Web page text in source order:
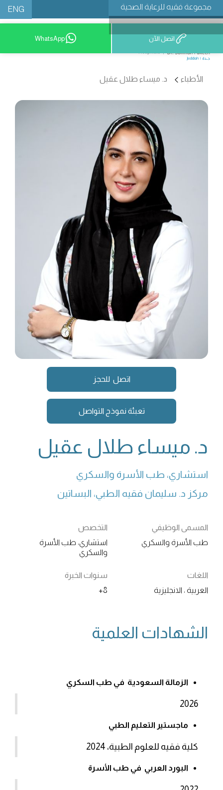
مجموعة فقيه للرعاية الصحية ENG
9200 12777 اتصل الآن WhatsApp
الأطباء د. ميساء طلال عقيل
اتصل للحجز
تعبئة نموذج التواصل
د. ميساء طلال عقيل
استشاري، طب الأسرة والسكري
مركز د. سليمان فقيه الطبي، البساتين
المسمى الوظيفي
طب الأسرة والسكري
التخصص
استشاري، طب الأسرة
والسكري
اللغات
العربية ، الانجليزية
سنوات الخبرة
8+
الشهادات العلمية
الزمالة السعودية في طب السكري
2026
ماجستير التعليم الطبي
كلية فقيه للعلوم الطبية، 2024
البورد العربي في طب الأسرة